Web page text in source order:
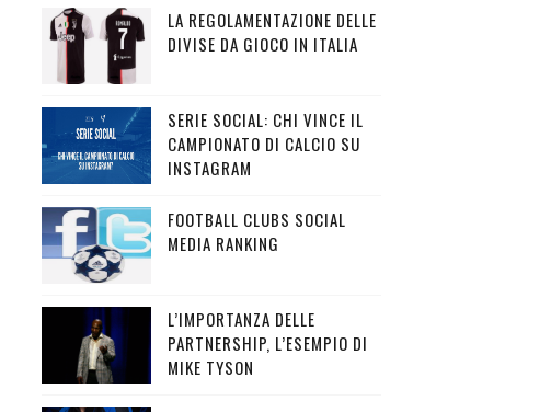
LA REGOLAMENTAZIONE DELLE
DIVISE DA GIOCO IN ITALIA
SERIE SOCIAL: CHI VINCE IL
CAMPIONATO DI CALCIO SU
INSTAGRAM
FOOTBALL CLUBS SOCIAL
MEDIA RANKING
L’IMPORTANZA DELLE
PARTNERSHIP, L’ESEMPIO DI
MIKE TYSON